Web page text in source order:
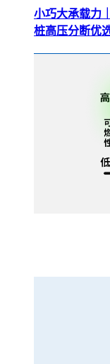
小巧大承载力
桩高压分断优